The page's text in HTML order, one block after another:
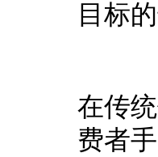
目标
在传
费者